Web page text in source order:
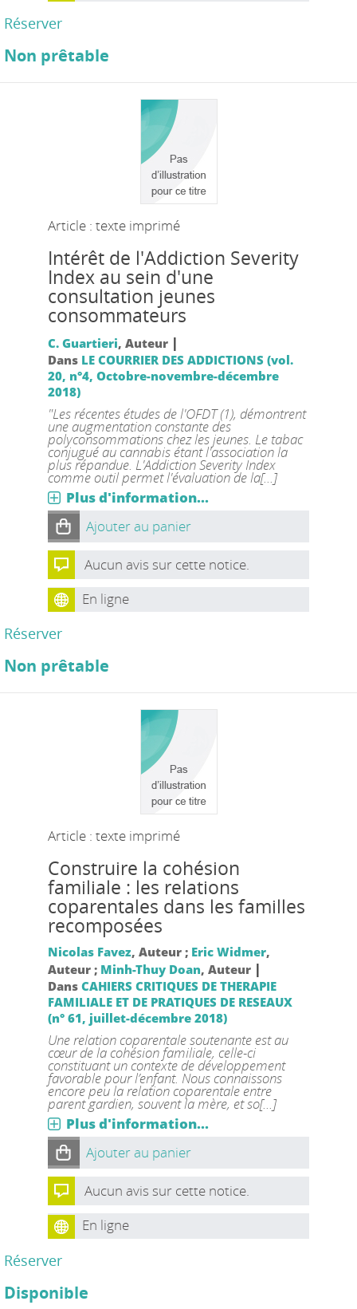
Réserver
Non prêtable
Article : texte imprimé
Intérêt de l'Addiction Severity
Index au sein d'une
consultation jeunes
consommateurs
C. Guartieri, Auteur |
Dans LE COURRIER DES ADDICTIONS (vol.
20, n°4, Octobre-novembre-décembre
2018)
"Les récentes études de l'OFDT (1), démontrent
une augmentation constante des
polyconsommations chez les jeunes. Le tabac
conjugué au cannabis étant l'association la
plus répandue. L'Addiction Severity Index
comme outil permet l'évaluation de la[...]
Plus d'information...
Ajouter au panier
Aucun avis sur cette notice.
En ligne
Réserver
Non prêtable
Article : texte imprimé
Construire la cohésion
familiale : les relations
coparentales dans les familles
recomposées
Nicolas Favez, Auteur ; Eric Widmer,
Auteur ; Minh-Thuy Doan, Auteur |
Dans CAHIERS CRITIQUES DE THERAPIE
FAMILIALE ET DE PRATIQUES DE RESEAUX
(n° 61, juillet-décembre 2018)
Une relation coparentale soutenante est au
cœur de la cohésion familiale, celle-ci
constituant un contexte de développement
favorable pour l’enfant. Nous connaissons
encore peu la relation coparentale entre
parent gardien, souvent la mère, et so[...]
Plus d'information...
Ajouter au panier
Aucun avis sur cette notice.
En ligne
Réserver
Disponible